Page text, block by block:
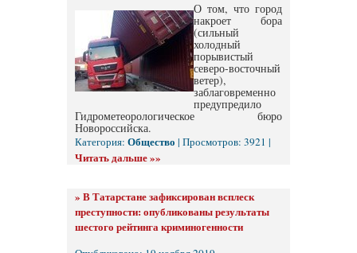
О том, что город
накроет бора
(сильный
холодный
порывистый
северо-восточный
ветер),
заблаговременно
предупредило
Гидрометеорологическое бюро
Новороссийска.
Категория: Общество | Просмотров: 3921 |
Читать дальше »»
» В Татарстане зафиксирован всплеск
преступности: опубликованы результаты
шестого рейтинга криминогенности